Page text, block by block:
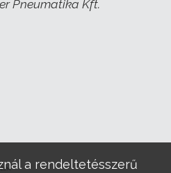
Pneumatika Kft.
a rendeltetésszerű